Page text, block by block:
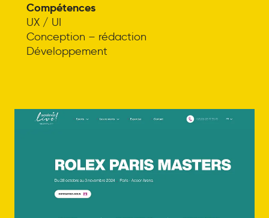
Compétences
UX / UI
Conception – rédaction
Développement